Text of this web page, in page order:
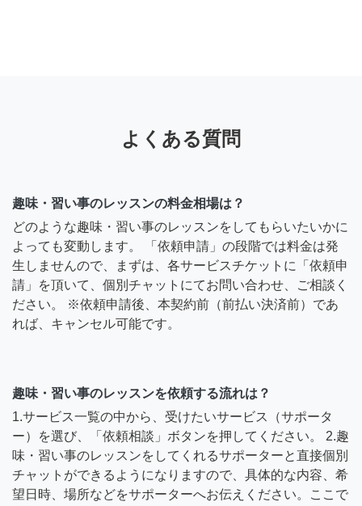
よくある質問
趣味・習い事のレッスンの料金相場は？
どのような趣味・習い事のレッスンをしてもらいたいかに
よっても変動します。 「依頼申請」の段階では料金は発
生しませんので、まずは、各サービスチケットに「依頼申
請」を頂いて、個別チャットにてお問い合わせ、ご相談く
ださい。 ※依頼申請後、本契約前（前払い決済前）であ
れば、キャンセル可能です。
趣味・習い事のレッスンを依頼する流れは？
1.サービス一覧の中から、受けたいサービス（サポータ
ー）を選び、「依頼相談」ボタンを押してください。 2.趣
味・習い事のレッスンをしてくれるサポーターと直接個別
チャットができるようになりますので、具体的な内容、希
望日時、場所などをサポーターへお伝えください。ここで